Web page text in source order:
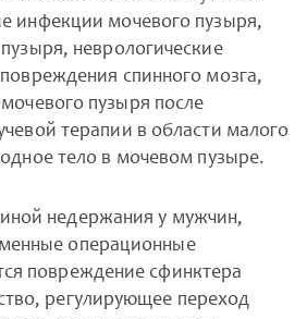
инфекции мочевого пузыря,
неврологические
спинного мозга,
пузыря после
терапии в области малого
тело в мочевом пузыре.
недержания у мужчин,
операционные
повреждение сфинктера
регулирующее переход